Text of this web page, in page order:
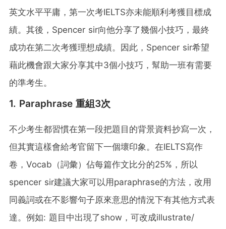
英文水平平庸，第一次考IELTS亦未能順利考獲目標成
績。其後，Spencer sir向他分享了幾個小技巧，最終
成功在第二次考獲理想成績。因此，Spencer sir希望
藉此機會跟大家分享其中3個小技巧，幫助一班有需要
的準考生。
1. Paraphrase 重組3次
不少考生都習慣在第一段把題目的背景資料抄寫一次，
但其實這樣會給考官留下一個壞印象。在IELTS寫作
卷，Vocab（詞彙）佔每篇作文比分的25%，所以
spencer sir建議大家可以用paraphrase的方法，改用
同義詞或在不影響句子原來意思的情況下有其他方式表
達。例如: 題目中出現了show，可改成illustrate/